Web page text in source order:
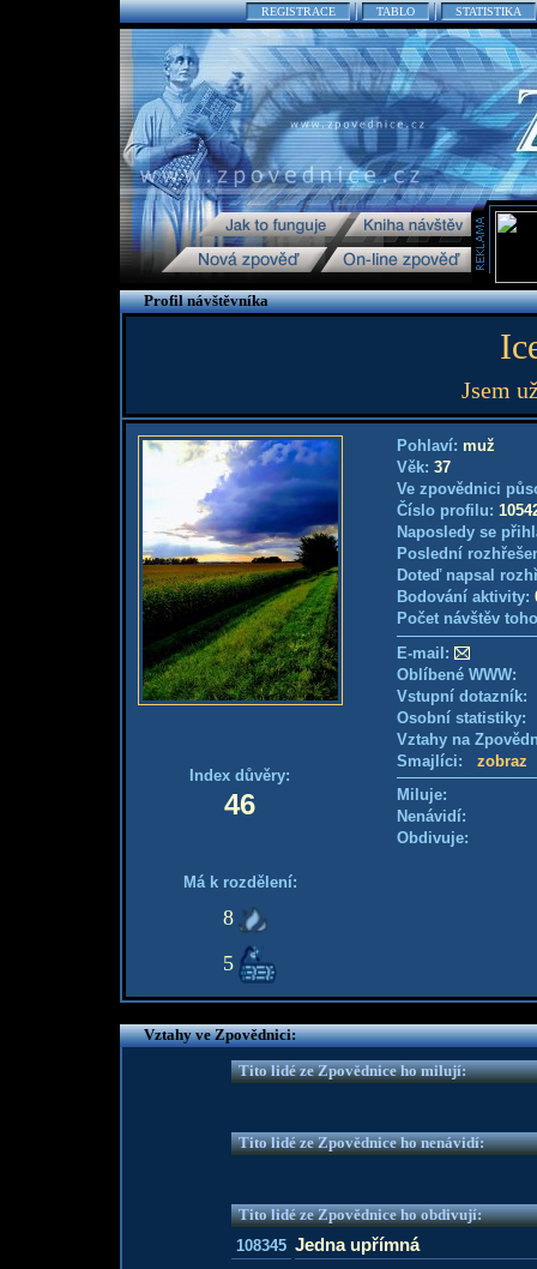
REGISTRACE TABLO STATISTIKA
Profil návštěvníka
Jsem
Index důvěry:
46
Má k rozdělení:
8
5
Pohlaví: muž
Věk: 37
Ve zpovědnici
Číslo profilu:
Naposledy se
Poslední
Doteď napsal
Bodování aktivity:
Počet návštěv
E-mail:
Oblíbené WWW:
Vstupní
Osobní
Vztahy na
Smajlíci: zobraz
Miluje:
Nenávidí:
Obdivuje:
Vztahy ve Zpovědnici:
Tito lidé ze Zpovědnice ho milují:
Tito lidé ze Zpovědnice ho nenávidí:
Tito lidé ze Zpovědnice ho obdivují:
108345 Jedna upřímná